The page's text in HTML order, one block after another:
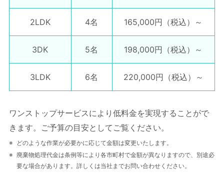
2LDK 4名 165,000円 （税込）～
3DK 5名 198,000円 （税込）～
3LDK 6名 220,000円 （税込）～
ワンストップサービスにより低料金を実現することがで
きます。ご予算の目安としてご覧ください。
どのような作業が必要かに応じて金額は変更いたします。
廃棄物処理代金は条例等により各市町村で金額が異なりますので、別途必
要な場合があります。詳しくは当社までお問い合わせください。